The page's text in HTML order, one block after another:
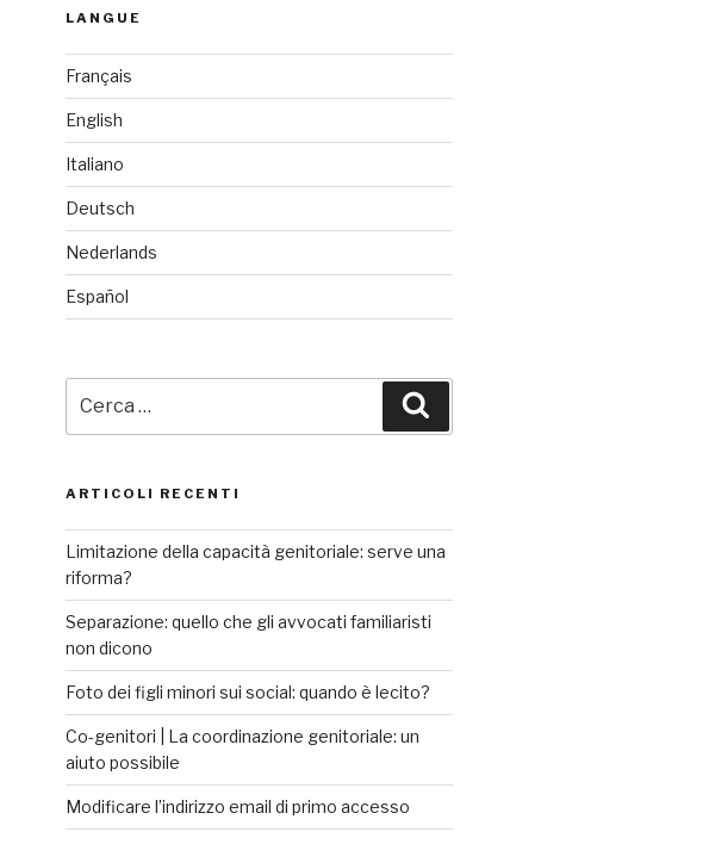
LANGUE
Français
English
Italiano
Deutsch
Nederlands
Español
ARTICOLI RECENTI
Limitazione della capacità genitoriale: serve una
riforma?
Separazione: quello che gli avvocati familiaristi
non dicono
Foto dei figli minori sui social: quando è lecito?
Co-genitori | La coordinazione genitoriale: un
aiuto possibile
Modificare l’indirizzo email di primo accesso